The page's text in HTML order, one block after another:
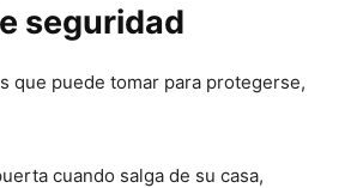
seguridad
que puede tomar para protegerse,
cuando salga de su casa,